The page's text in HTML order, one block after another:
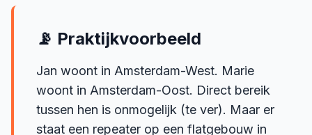
📡 Praktijkvoorbeeld
Jan woont in Amsterdam-West. Marie
woont in Amsterdam-Oost. Direct bereik
tussen hen is onmogelijk (te ver). Maar er
staat een repeater op een flatgebouw in